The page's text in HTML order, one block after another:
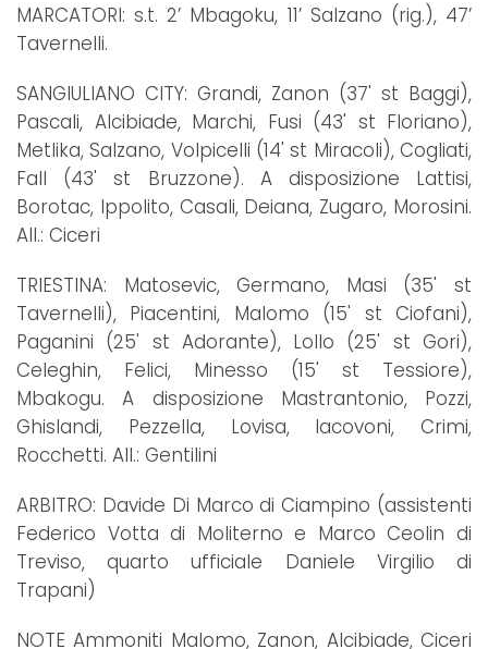
MARCATORI: s.t. 2’ Mbagoku, 11’ Salzano (rig.), 47’
Tavernelli.
SANGIULIANO CITY: Grandi, Zanon (37' st Baggi),
Pascali, Alcibiade, Marchi, Fusi (43' st Floriano),
Metlika, Salzano, Volpicelli (14' st Miracoli), Cogliati,
Fall (43' st Bruzzone). A disposizione Lattisi,
Borotac, Ippolito, Casali, Deiana, Zugaro, Morosini.
All.: Ciceri
TRIESTINA: Matosevic, Germano, Masi (35' st
Tavernelli), Piacentini, Malomo (15' st Ciofani),
Paganini (25' st Adorante), Lollo (25' st Gori),
Celeghin, Felici, Minesso (15' st Tessiore),
Mbakogu. A disposizione Mastrantonio, Pozzi,
Ghislandi, Pezzella, Lovisa, Iacovoni, Crimi,
Rocchetti. All.: Gentilini
ARBITRO: Davide Di Marco di Ciampino (assistenti
Federico Votta di Moliterno e Marco Ceolin di
Treviso, quarto ufficiale Daniele Virgilio di
Trapani)
NOTE Ammoniti Malomo, Zanon, Alcibiade, Ciceri